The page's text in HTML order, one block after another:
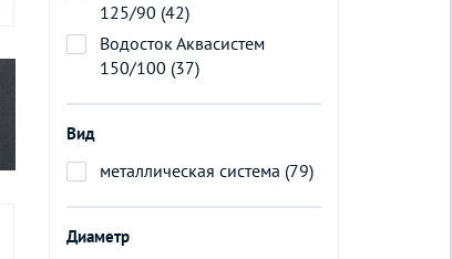
125/90 (42)
Водосток Аквасистем
150/100 (37)
Вид
металлическая система (79)
Диаметр